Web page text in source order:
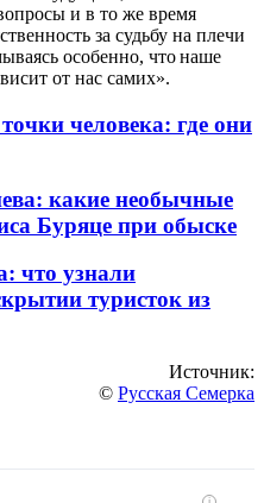
и в то же время
за судьбу на плечи
особенно, что наше
от нас самих».
человека: где они
какие необычные
Буряце при обыске
что узнали
туристок из
Источник:
© Русская Семерка